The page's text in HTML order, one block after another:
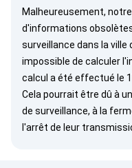
Malheureusement,
d'informations
surveillance dans la ville
impossible de calculer
calcul a été effectué le
Cela pourrait être dû à
de surveillance, à la
l'arrêt de leur